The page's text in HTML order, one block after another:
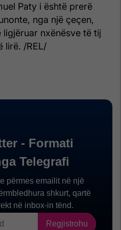
Paty i është prerë
nga një çeçen,
nxënësve të tij
lirë. /REL/